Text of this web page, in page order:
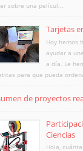
sobre una películ...
Tarjetas
Hoy hemos
ayudar a
a día. Le
para que pueda
de proyectos
Ciencias
Hola,